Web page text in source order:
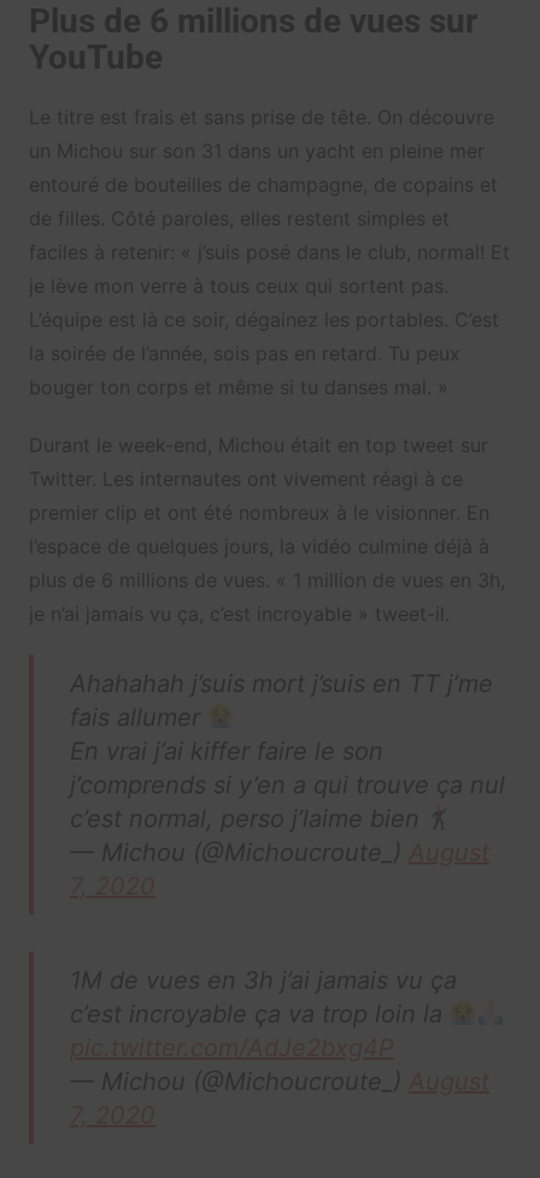
Plus de 6 millions de vues sur
YouTube
Le titre est frais et sans prise de tête. On découvre
un Michou sur son 31 dans un yacht en pleine mer
entouré de bouteilles de champagne, de copains et
de filles. Côté paroles, elles restent simples et
faciles à retenir: « j’suis posé dans le club, normal! Et
je lève mon verre à tous ceux qui sortent pas.
L’équipe est là ce soir, dégainez les portables. C’est
la soirée de l’année, sois pas en retard. Tu peux
bouger ton corps et même si tu danses mal. »
Durant le week-end, Michou était en top tweet sur
Twitter. Les internautes ont vivement réagi à ce
premier clip et ont été nombreux à le visionner. En
l’espace de quelques jours, la vidéo culmine déjà à
plus de 6 millions de vues. « 1 million de vues en 3h,
je n’ai jamais vu ça, c’est incroyable » tweet-il.
Ahahahah j’suis mort j’suis en TT j’me
fais allumer
En vrai j’ai kiffer faire le son
j’comprends si y’en a qui trouve ça nul
c’est normal, perso j’laime bien
— Michou (@Michoucroute_)
1M de vues en 3h j’ai jamais vu ça
c’est incroyable ça va trop loin la
— Michou (@Michoucroute_)